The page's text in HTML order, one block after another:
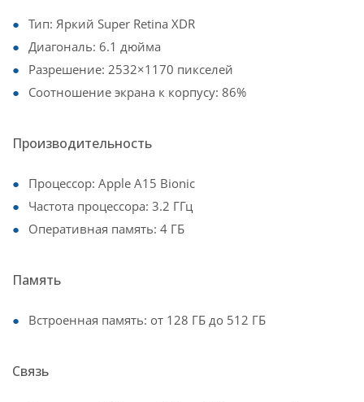
Тип: Яркий Super Retina XDR
Диагональ: 6.1 дюйма
Разрешение: 2532×1170 пикселей
Соотношение экрана к корпусу: 86%
Производительность
Процессор: Apple A15 Bionic
Частота процессора: 3.2 ГГц
Оперативная память: 4 ГБ
Память
Встроенная память: от 128 ГБ до 512 ГБ
Связь